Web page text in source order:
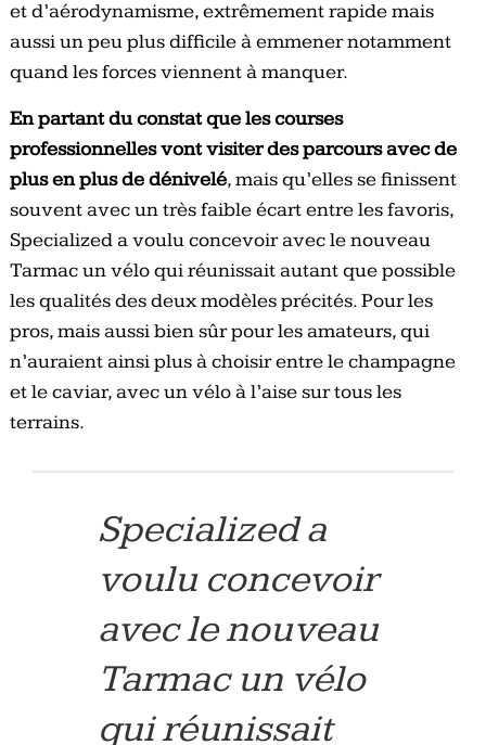
et d’aérodynamisme, extrêmement rapide mais
aussi un peu plus difficile à emmener notamment
quand les forces viennent à manquer.
En partant du constat que les courses
professionnelles vont visiter des parcours avec de
plus en plus de dénivelé, mais qu’elles se finissent
souvent avec un très faible écart entre les favoris,
Specialized a voulu concevoir avec le nouveau
Tarmac un vélo qui réunissait autant que possible
les qualités des deux modèles précités. Pour les
pros, mais aussi bien sûr pour les amateurs, qui
n’auraient ainsi plus à choisir entre le champagne
et le caviar, avec un vélo à l’aise sur tous les
terrains.
Specialized a
voulu concevoir
avec le nouveau
Tarmac un vélo
qui réunissait